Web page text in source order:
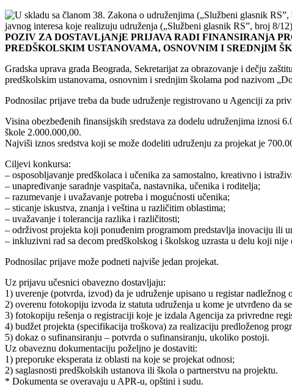
U skladu sa članom 38. Zakona o udruženjima („Službeni glasnik
javnog interesa koje realizuju udruženja („Službeni glasnik RS”, broj 8/12)
POZIV ZA DOSTAVLjANjE PRIJAVA RADI FINANSIRANjA
PREDŠKOLSKIM USTANOVAMA, OSNOVNIM I SREDNjIM
Gradska uprava grada Beograda, Sekretarijat za obrazovanje i dečju
predškolskim ustanovama, osnovnim i srednjim školama pod nazivom
Podnosilac prijave treba da bude udruženje registrovano u Agenciji za
Visina obezbeđenih finansijskih sredstava za dodelu udruženjima iznosi
škole 2.000.000,00.
Najviši iznos sredstva koji se može dodeliti udruženju za projekat je
Ciljevi konkursa:
– osposobljavanje predškolaca i učenika za samostalno, kreativno i
– unapređivanje saradnje vaspitača, nastavnika, učenika i roditelja;
– razumevanje i uvažavanje potreba i mogućnosti učenika;
– sticanje iskustva, znanja i veština u različitim oblastima;
– uvažavanje i tolerancija razlika i različitosti;
– održivost projekta koji ponuđenim programom predstavlja inovaciju ili
– inkluzivni rad sa decom predškolskog i školskog uzrasta u delu koji
Podnosilac prijave može podneti najviše jedan projekat.
Uz prijavu učesnici obavezno dostavljaju:
1) uverenje (potvrda, izvod) da je udruženje upisano u registar
2) overenu fotokopiju izvoda iz statuta udruženja u kome je utvrđeno da
3) fotokopiju rešenja o registraciji koje je izdala Agencija za privredne
4) budžet projekta (specifikacija troškova) za realizaciju predloženog
5) dokaz o sufinansiranju – potvrda o sufinansiranju, ukoliko postoji.
Uz obaveznu dokumentaciju poželjno je dostaviti:
1) preporuke eksperata iz oblasti na koje se projekat odnosi;
2) saglasnosti predškolskih ustanova ili škola o partnerstvu na projektu.
* Dokumenta se overavaju u APR-u, opštini i sudu.